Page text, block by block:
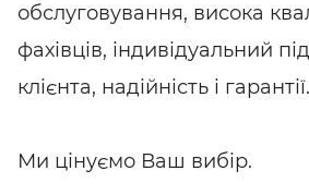
обслуговування, висока
фахівців, індивідуальний
клієнта, надійність і гарантії.
Ми цінуємо Ваш вибір.